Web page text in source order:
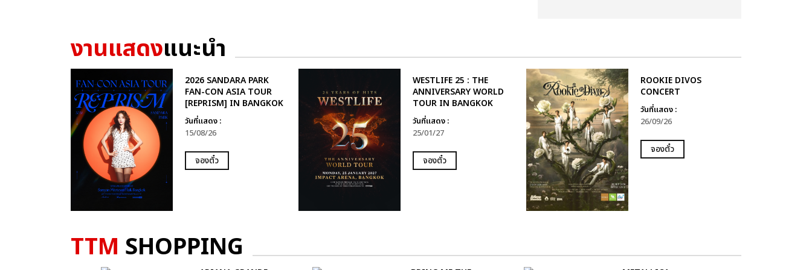
งานแสดงแนะนำ
2026 SANDARA PARK
FAN-CON ASIA TOUR
[REPRISM] IN BANGKOK
วันที่แสดง :
15/08/26
จองตั๋ว
WESTLIFE 25 : THE
ANNIVERSARY WORLD
TOUR IN BANGKOK
วันที่แสดง :
25/01/27
จองตั๋ว
ROOKIE DIVOS
CONCERT
วันที่แสดง :
26/09/26
จองตั๋ว
TTM SHOPPING